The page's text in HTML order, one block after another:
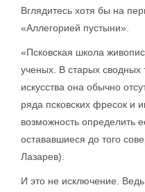
Вглядитесь хотя бы на
«Аллегорией пустыни».
«Псковская школа
ученых. В старых сводных
искусства она обычно
ряда псковских фресок и
возможность определить
остававшиеся до того
Лазарев).
И это не исключение.